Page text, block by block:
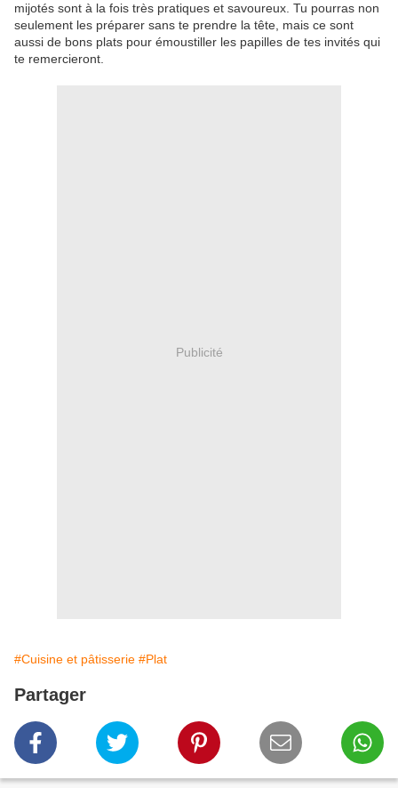
mijotés sont à la fois très pratiques et savoureux. Tu pourras non
seulement les préparer sans te prendre la tête, mais ce sont
aussi de bons plats pour émoustiller les papilles de tes invités qui
te remercieront.
Publicité
#Cuisine et pâtisserie #Plat
Partager